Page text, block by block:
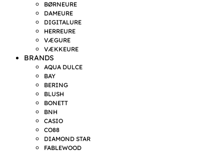
BØRNEURE
DAMEURE
DIGITALURE
HERREURE
VÆGURE
VÆKKEURE
BRANDS
AQUA DULCE
BAY
BERING
BLUSH
BONETT
BNH
CASIO
CO88
DIAMOND STAR
FABLEWOOD